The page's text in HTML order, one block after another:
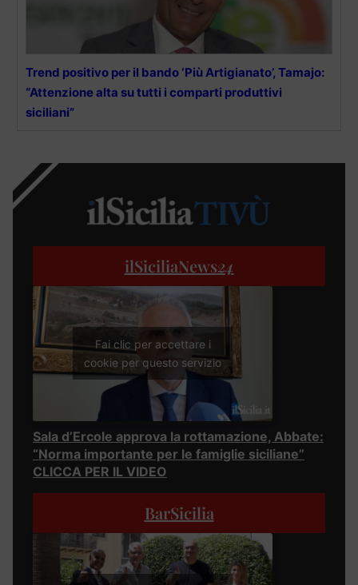
Trend positivo per il bando ‘Più Artigianato’, Tamajo:
“Attenzione alta su tutti i comparti produttivi
siciliani”
ilSiciliaNews24
Fai clic per accettare i
cookie per questo servizio
Sala d’Ercole approva la rottamazione, Abbate:
“Norma importante per le famiglie siciliane”
CLICCA PER IL VIDEO
BarSicilia